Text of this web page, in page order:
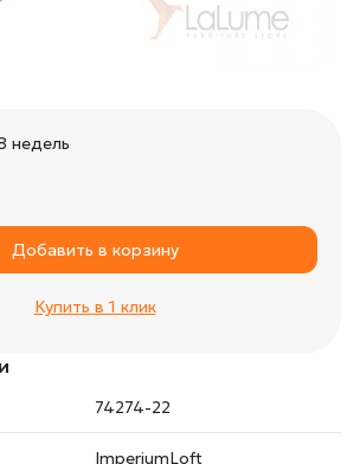
74274-22
ImperiumLoft
недель
Добавить в корзину
Купить в 1 клик